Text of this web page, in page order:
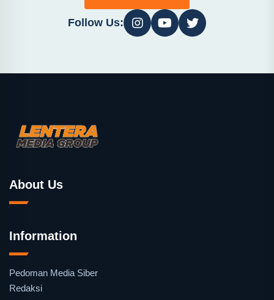
Follow Us:
About Us
Information
Pedoman Media Siber
Redaksi